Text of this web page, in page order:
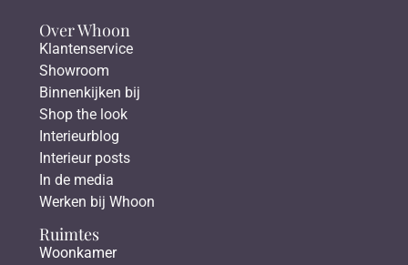
Over Whoon
Klantenservice
Showroom
Binnenkijken bij
Shop the look
Interieurblog
Interieur posts
In de media
Werken bij Whoon
Ruimtes
Woonkamer